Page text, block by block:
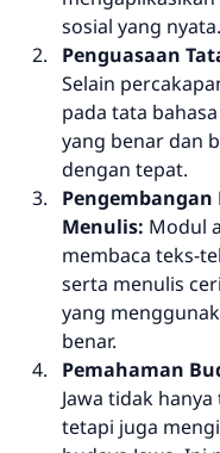
sosial yang nyata.
Penguasaan
Selain
pada tata
yang benar dan
dengan tepat.
Menulis: Modul
membaca teks-
serta menulis
yang
benar.
Pemahaman
Jawa tidak
tetapi juga